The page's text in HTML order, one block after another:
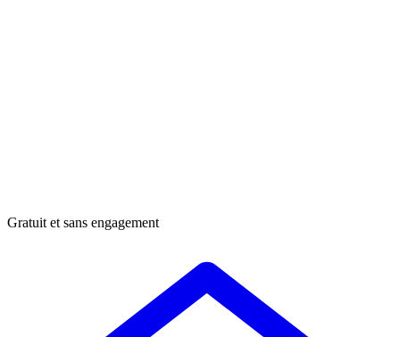
Gratuit et sans engagement